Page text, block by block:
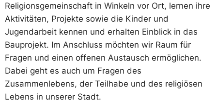
Religionsgemeinschaft in Winkeln vor Ort, lernen ihre
Aktivitäten, Projekte sowie die Kinder und
Jugendarbeit kennen und erhalten Einblick in das
Bauprojekt. Im Anschluss möchten wir Raum für
Fragen und einen offenen Austausch ermöglichen.
Dabei geht es auch um Fragen des
Zusammenlebens, der Teilhabe und des religiösen
Lebens in unserer Stadt.